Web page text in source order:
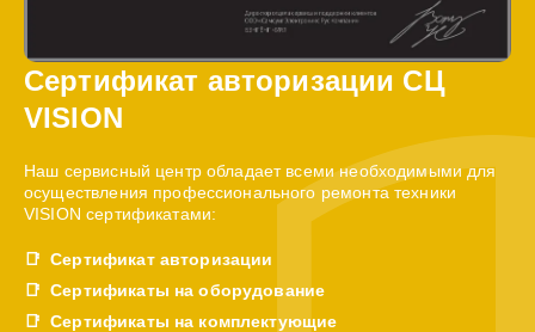
Сертификат авторизации СЦ
VISION
Наш сервисный центр обладает всеми необходимыми для
осуществления профессионального ремонта техники
VISION сертификатами:
Сертификат авторизации
Сертификаты на оборудование
Сертификаты на комплектующие